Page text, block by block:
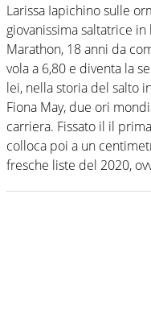
Larissa Iapichino sulle
giovanissima saltatrice
Marathon, 18 anni da
vola a 6,80 e diventa la
lei, nella storia del salto
Fiona May, due ori
carriera. Fissato il il
colloca poi a un
fresche liste del 2020,